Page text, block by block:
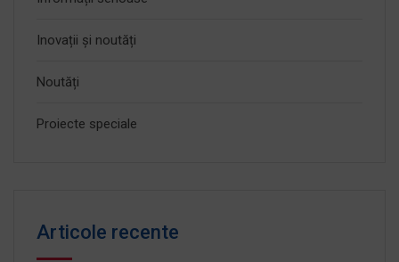
Inovații și noutăți
Noutăți
Proiecte speciale
Articole recente